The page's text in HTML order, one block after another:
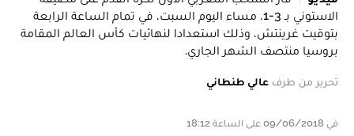
الاستوني بـ 3-1، مساء اليوم السبت، في تمام الساعة الرابعة
بتوقيت غرينتش، وذلك استعدادا لنهائيات كأس العالم المقامة
بروسيا منتصف الشهر الجاري.
تحرير من طرف عالي طنطاني
في 09/06/2018 على الساعة 18:12